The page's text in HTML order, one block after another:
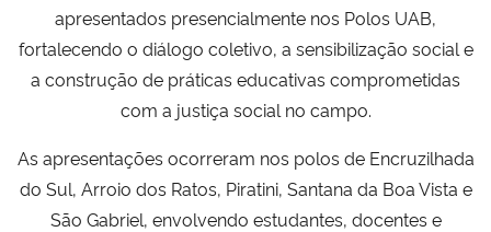
apresentados presencialmente nos Polos UAB,
fortalecendo o diálogo coletivo, a sensibilização social e
a construção de práticas educativas comprometidas
com a justiça social no campo.
As apresentações ocorreram nos polos de Encruzilhada
do Sul, Arroio dos Ratos, Piratini, Santana da Boa Vista e
São Gabriel, envolvendo estudantes, docentes e